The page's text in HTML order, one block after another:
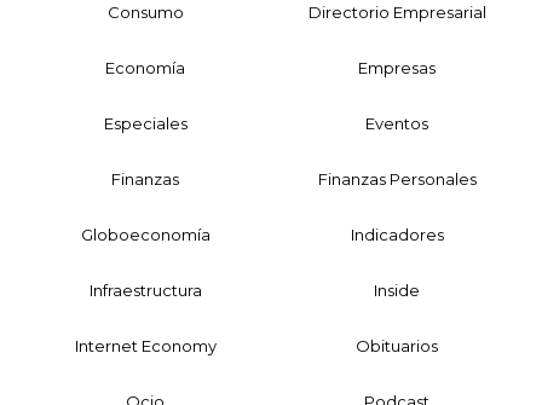
Consumo Directorio Empresarial
Economía Empresas
Especiales Eventos
Finanzas Finanzas Personales
Globoeconomía Indicadores
Infraestructura Inside
Internet Economy Obituarios
Ocio Podcast